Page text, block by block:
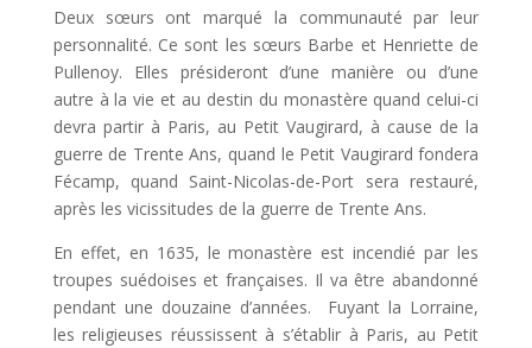
Deux sœurs ont marqué la communauté par leur
personnalité. Ce sont les sœurs Barbe et Henriette de
Pullenoy. Elles présideront d’une manière ou d’une
autre à la vie et au destin du monastère quand celui-ci
devra partir à Paris, au Petit Vaugirard, à cause de la
guerre de Trente Ans, quand le Petit Vaugirard fondera
Fécamp, quand Saint-Nicolas-de-Port sera restauré,
après les vicissitudes de la guerre de Trente Ans.
En effet, en 1635, le monastère est incendié par les
troupes suédoises et françaises. Il va être abandonné
pendant une douzaine d’années. Fuyant la Lorraine,
les religieuses réussissent à s’établir à Paris, au Petit